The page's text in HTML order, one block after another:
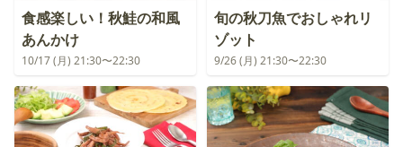
食感楽しい！秋鮭の和風
あんかけ
10/17 (月) 21:30〜22:30
旬の秋刀魚でおしゃれリ
ゾット
9/26 (月) 21:30〜22:30